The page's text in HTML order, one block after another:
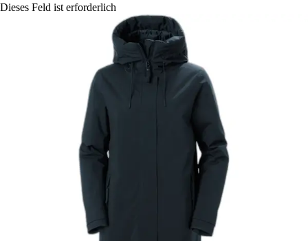
Dieses Feld ist erforderlich